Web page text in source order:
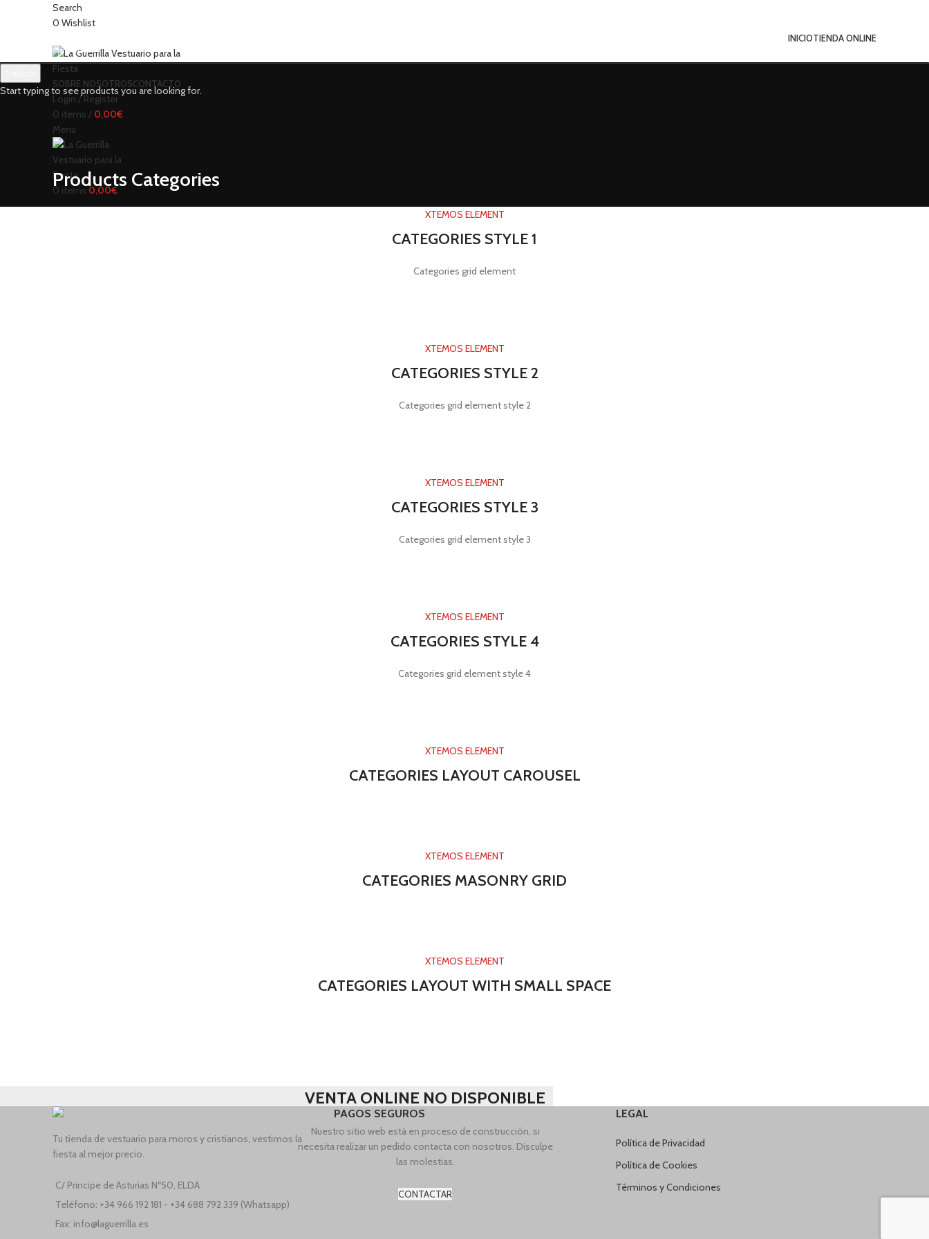
Search
0 Wishlist
INICIOTIENDA ONLINE
SOBRE NOSOTROSCONTACTO
Login / Register
0 items / 0,00€
Menu
0 items0,00€
Products Categories
XTEMOS ELEMENT
CATEGORIES STYLE 1
Categories grid element
XTEMOS ELEMENT
CATEGORIES STYLE 2
Categories grid element style 2
XTEMOS ELEMENT
CATEGORIES STYLE 3
Categories grid element style 3
XTEMOS ELEMENT
CATEGORIES STYLE 4
Categories grid element style 4
XTEMOS ELEMENT
CATEGORIES LAYOUT CAROUSEL
XTEMOS ELEMENT
CATEGORIES MASONRY GRID
XTEMOS ELEMENT
CATEGORIES LAYOUT WITH SMALL SPACE
Tu tienda de vestuario para moros y cristianos, vestimos la
fiesta al mejor precio.
C/ Principe de Asturias Nº50, ELDA
Teléfono: +34 966 192 181 - +34 688 792 339 (Whatsapp)
Fax: info@laguerrilla.es
PAGOS SEGUROS LEGAL
Política de Privacidad
Política de Cookies
Términos y Condiciones
VENTA ONLINE NO DISPONIBLE
Nuestro sitio web está en proceso de construcción, si
necesita realizar un pedido contacta con nosotros. Disculpe
las molestias.
CONTACTAR
We use cookies to improve your experience on our website. By browsing this website, you agree to our use of cookies.
Start typing to see products you are looking for.